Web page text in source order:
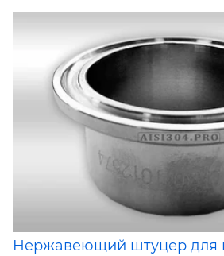
Нержавеющий штуцер для